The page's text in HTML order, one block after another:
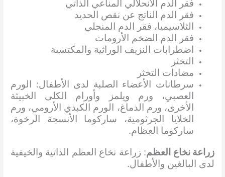
فقر الدم الانحلالي المناعي الذاتي
فقر الدم الناتج عن نقص الحديد
الثلاسيميا، فقر الدم المنجلي
فقر الدم الضخم الأرومات
اضطرابات النزيف الوراثية والمكتسبة
التخثر
مضادات التخثر
سرطانات الأعضاء الصلبة لدى الأطفال: الورم
العصبي، ورم ويلمز وأورام الكلى الخبيثة
الأخرى، ورم الدماغ، الورم الكبدي الأرومي، ورم
الخلايا الجرثومية، ساركوما الأنسجة الرخوة،
ساركوما العظام.
زراعة نخاع العظم: زراعة نخاع العظم الذاتية والخيفية
لدى البالغين والأطفال.